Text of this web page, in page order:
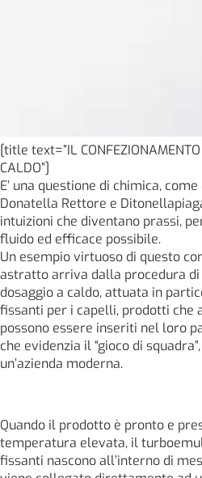
[title text=”IL CONFEZIONAMENTO
CALDO”]
E’ una questione di chimica,
Donatella Rettore e
intuizioni che diventano prassi,
fluido ed efficace possibile.
Un esempio virtuoso di questo
astratto arriva dalla procedura
dosaggio a caldo, attuata in
fissanti per i capelli, prodotti che
possono essere inseriti nel loro
che evidenzia il “gioco di
un’azienda moderna.
Quando il prodotto è pronto e
temperatura elevata, il
fissanti nascono all’interno di